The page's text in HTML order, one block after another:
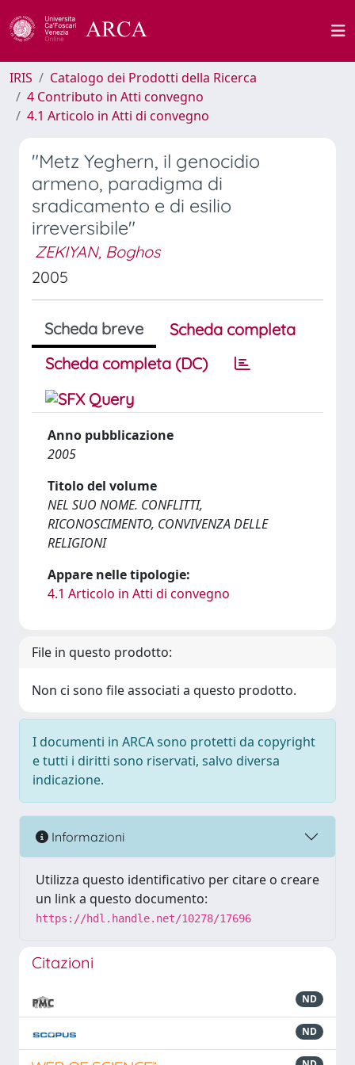
IRIS
Catalogo dei Prodotti della Ricerca
4 Contributo in Atti convegno
4.1 Articolo in Atti di convegno
"Metz Yeghern, il genocidio
armeno, paradigma di
sradicamento e di esilio
irreversibile"
ZEKIYAN, Boghos
2005
Scheda breve
Scheda completa
Scheda completa (DC)
Anno pubblicazione
2005
Titolo del volume
NEL SUO NOME. CONFLITTI,
RICONOSCIMENTO, CONVIVENZA DELLE
RELIGIONI
Appare nelle tipologie:
4.1 Articolo in Atti di convegno
File in questo prodotto:
Non ci sono file associati a questo prodotto.
I documenti in ARCA sono protetti da copyright
e tutti i diritti sono riservati, salvo diversa
indicazione.
Informazioni
Utilizza questo identificativo per citare o creare
un link a questo documento:
https://hdl.handle.net/10278/17696
Citazioni
ND
ND